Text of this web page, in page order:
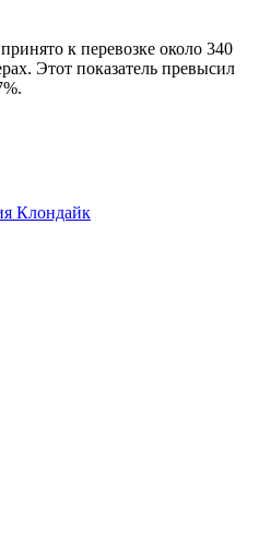
к перевозке около 340
Этот показатель превысил
Клондайк